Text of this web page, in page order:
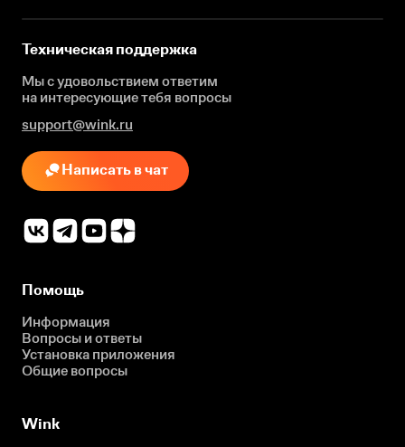
Техническая поддержка
Мы с удовольствием ответим
на интересующиетебя вопросы
support@wink.ru
Написать в чат
Помощь
Информация
Вопросы и ответы
Установка приложения
Общие вопросы
Wink